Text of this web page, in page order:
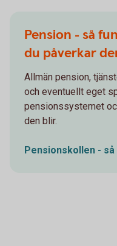
Pension - så
du påverkar
Allmän pension,
och eventuellt eget
pensionssystemet
den blir.
Pensionskollen -